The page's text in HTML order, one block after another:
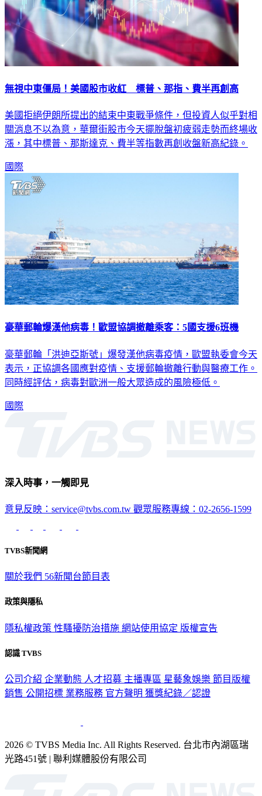
無視中東僵局！美國股市收紅 標普、那指、費半再創高
美國拒絕伊朗所提出的結束中東戰爭條件，但投資人似乎對相
關消息不以為意，華爾街股市今天擺脫盤初疲弱走勢而終場收
漲，其中標普、那斯達克、費半等指數再創收盤新高紀錄。
國際
豪華郵輪爆漢他病毒！歐盟協調撤離乘客：5國支援6班機
豪華郵輪「洪迪亞斯號」爆發漢他病毒疫情，歐盟執委會今天
表示，正協調各國應對疫情、支援郵輪撤離行動與醫療工作。
同時經評估，病毒對歐洲一般大眾造成的風險極低。
國際
深入時事，一觸即見
意見反映：service@tvbs.com.tw 觀眾服務專線：02-2656-1599
TVBS新聞網
關於我們 56新聞台節目表
政策與隱私
隱私權政策 性騷擾防治措施 網站使用協定 版權宣告
認識 TVBS
公司介紹 企業動態 人才招募 主播專區 星藝象娛樂 節目版權
銷售 公開招標 業務服務 官方聲明 獲獎紀錄／認證
2026 © TVBS Media Inc. All Rights Reserved. 台北市內湖區瑞
光路451號 | 聯利媒體股份有限公司